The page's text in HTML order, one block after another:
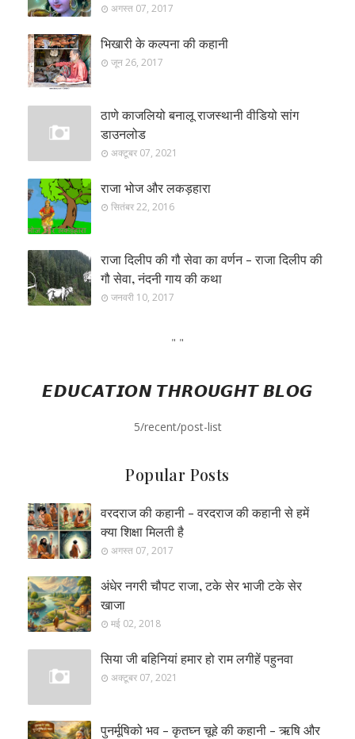
अगस्त 07, 2017
भिखारी के कल्पना की कहानी
जून 26, 2017
ठाणे काजलियो बनालू राजस्थानी वीडियो सांग
डाउनलोड
अक्टूबर 07, 2021
राजा भोज और लकड़हारा
सितंबर 22, 2016
राजा दिलीप की गौ सेवा का वर्णन - राजा दिलीप की
गौ सेवा, नंदनी गाय की कथा
जनवरी 10, 2017
" "
𝙀𝘿𝙐𝘾𝘼𝙏𝙄𝙊𝙉 𝙏𝙃𝙍𝙊𝙐𝙂𝙃𝙏 𝘽𝙇𝙊𝙂
5/recent/post-list
Popular Posts
वरदराज की कहानी - वरदराज की कहानी से हमें
क्या शिक्षा मिलती है
अगस्त 07, 2017
अंधेर नगरी चौपट राजा, टके सेर भाजी टके सेर
खाजा
मई 02, 2018
सिया जी बहिनियां हमार हो राम लगीहें पहुनवा
अक्टूबर 07, 2021
पुनर्मूषिको भव - कृतघ्न चूहे की कहानी - ऋषि और